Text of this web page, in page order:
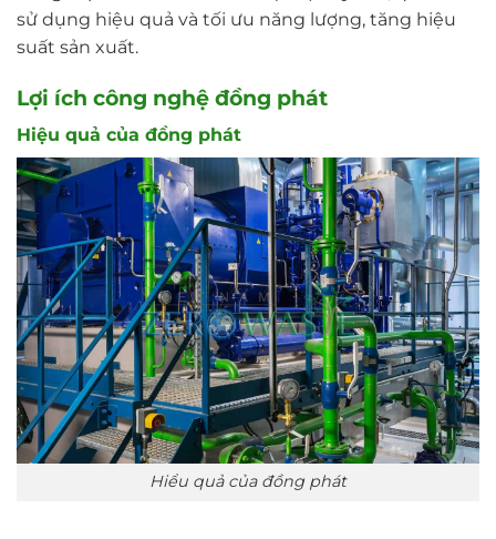
sử dụng hiệu quả và tối ưu năng lượng, tăng hiệu
suất sản xuất.
Lợi ích công nghệ đồng phát
Hiệu quả của đồng phát
Hiểu quả của đồng phát